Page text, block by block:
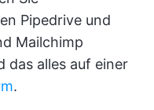
Pipedrive und
Mailchimp
das alles auf einer
.